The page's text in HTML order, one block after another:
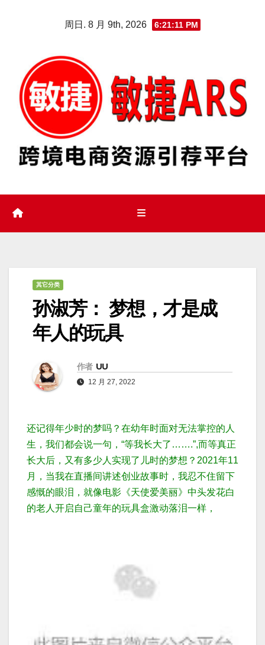
周日. 8 月 9th, 2026 6:21:13 PM
其它分类
孙淑芳： 梦想，才是成
年人的玩具
作者 UU
12 月 27, 2022
还记得年少时的梦吗？在幼年时面对无法掌控的人
生，我们都会说一句，“等我长大了…….”,而等真正
长大后，又有多少人实现了儿时的梦想？ 2021年11
月，当我在直播间讲述创业故事时，我忍不住留下
感慨的眼泪，就像电影 《天使爱美丽》中头发花白
的老人开启自己童年的玩具盒激动落泪一样 ，